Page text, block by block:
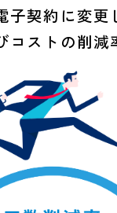
子契約に変更
コストの削減